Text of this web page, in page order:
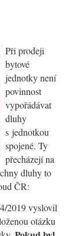
Při prodeji
bytové
jednotky není
povinnost
vypořádávat
dluhy
s jednotkou
spojené. Ty
přecházejí na
dluhy to
ČR:
2019 vyslovil
otázku